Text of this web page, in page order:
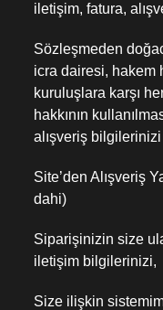
iletişim, fatura,
Sözleşmeden
icra dairesi, hakem
kuruluşlara karşı
hakkının
alışveriş
Site’den Alışveriş
dahi)
Siparişinizin size
iletişim bilgilerinizi,
Size ilişkin